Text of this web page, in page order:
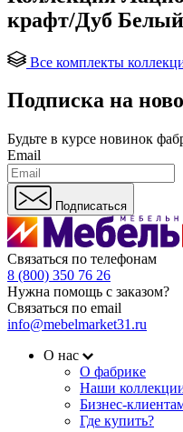
крафт/Дуб
Все комплекты
Подписка на
Будьте в курсе новинок
Email
Подписаться
Связаться по телефонам
8 (800) 350 76 26
Нужна помощь с заказом?
Связаться по email
info@mebelmarket31.ru
О нас
О фабрике
Наши
Бизнес-
Где купить?